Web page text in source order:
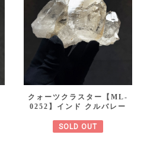
クォーツクラスター【ML-
0252】インド クルバレー
SOLD OUT